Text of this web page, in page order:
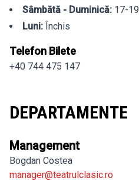
Sâmbătă - Duminică: 17-19
Luni: Închis
Telefon Bilete
+40 744 475 147
DEPARTAMENTE
Management
Bogdan Costea
manager@teatrulclasic.ro